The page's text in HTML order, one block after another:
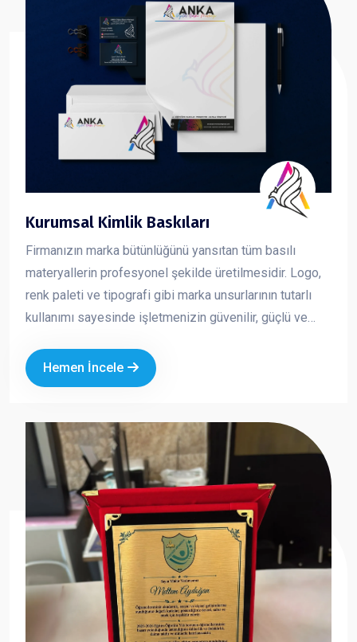
Kurumsal Kimlik Baskıları
Firmanızın marka bütünlüğünü yansıtan tüm basılı
materyallerin profesyonel şekilde üretilmesidir. Logo,
renk paleti ve tipografi gibi marka unsurlarının tutarlı
kullanımı sayesinde işletmenizin güvenilir, güçlü ve
kimlik çalışmaları, markanızın her temas noktasında
aynı kalite ve ciddiyeti göstermesine yardımcı olur.
Hemen İncele